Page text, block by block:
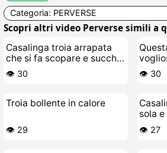
Categoria: PERVERSE
Scopri altri video Perverse simili a
Casalinga troia arrapata
che si fa scopare e succhia
il cazzo al suo stallone nero
👁️ 30
cazzo
👁️ 30
Troia bollente in calore
👁️ 29
sola
👁️ 27